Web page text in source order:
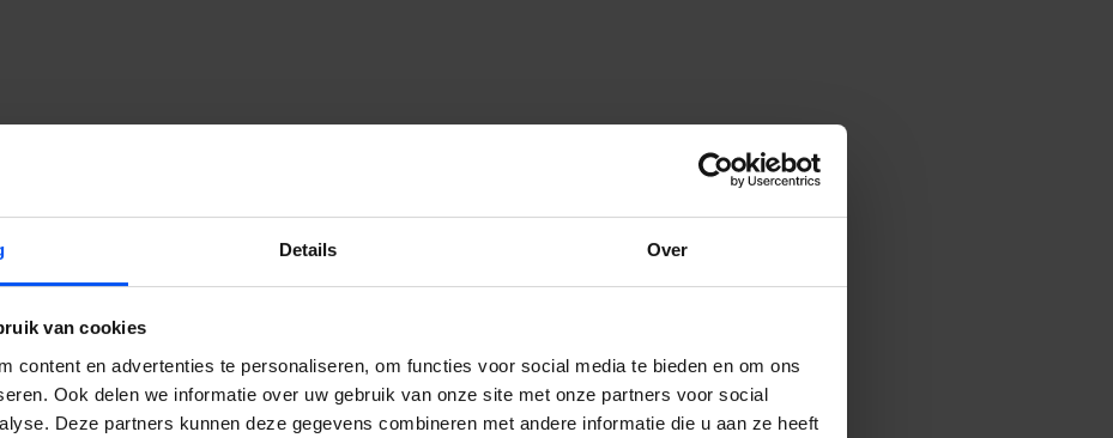
Details Over
van cookies
content en advertenties te personaliseren, om functies voor social media te bieden en om ons
Ook delen we informatie over uw gebruik van onze site met onze partners voor social
Deze partners kunnen deze gegevens combineren met andere informatie die u aan ze heeft